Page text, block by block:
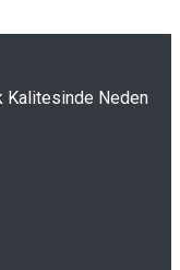
Kalitesinde Neden